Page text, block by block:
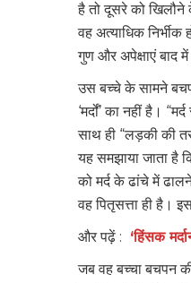
है तो दूसरे को
वह अत्याधिक
गुण और अपेक्षाएं बाद में
उस बच्चे के सामने
‘मर्दों’ का नहीं है।
साथ ही “लड़की की
यह समझाया जाता है
को मर्द के ढांचे में
वह पितृसत्ता ही है।
और पढ़ें : ‘हिंसक
जब वह बच्चा बचपन